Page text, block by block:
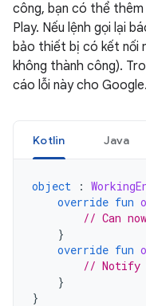
công, bạn có thể thêm
Play. Nếu lệnh gọi lại
bảo thiết bị có kết nối
không thành công).
cáo lỗi này cho Google.
Kotlin Java
object :
override fun
// Can
}
override fun
// Notify
}
}